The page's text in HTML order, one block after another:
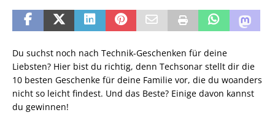
Du suchst noch nach Technik-Geschenken für deine
Liebsten? Hier bist du richtig, denn Techsonar stellt dir die
10 besten Geschenke für deine Familie vor, die du woanders
nicht so leicht findest. Und das Beste? Einige davon kannst
du gewinnen!